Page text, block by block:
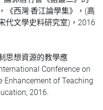
《西灣‧香江論學集》，(高
代文學史料研究室)，2016
思想資源的教學應
Conference on
Enhancement of Teaching
2016.